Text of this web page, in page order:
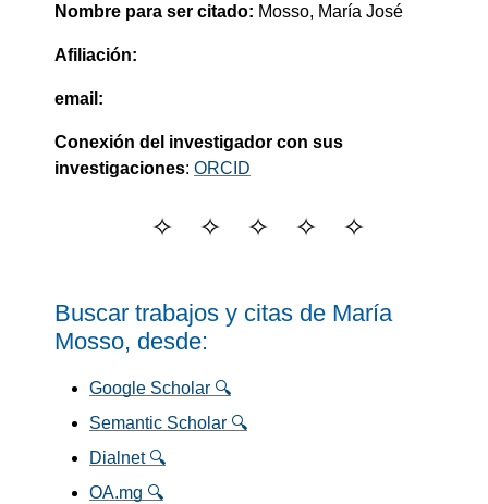
Nombre para ser citado: Mosso, María José
Afiliación:
email:
Conexión del investigador con sus
investigaciones: ORCID
Buscar trabajos y citas de María
Mosso, desde:
Google Scholar 🔍
Semantic Scholar 🔍
Dialnet 🔍
OA.mg 🔍